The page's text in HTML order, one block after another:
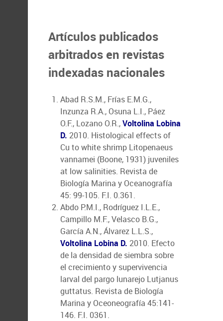
Artículos publicados
arbitrados en revistas
indexadas nacionales
Abad R.S.M., Frías E.M.G.,
Inzunza R.A., Osuna L.I., Páez
O.F., Lozano O.R.,Voltolina Lobina
D. 2010. Histological effects of
Cu to white shrimp Litopenaeus
vannamei (Boone, 1931) juveniles
at low salinities. Revista de
Biología Marina y Oceanografía
45: 99-105. F.I. 0.361.
Abdo P.M.I., Rodríguez I.L.E.,
Campillo M.F., Velasco B.G.,
García A.N., Álvarez L.L.S.,
Voltolina Lobina D. 2010. Efecto
de la densidad de siembra sobre
el crecimiento y supervivencia
larval del pargo lunarejo Lutjanus
guttatus. Revista de Biología
Marina y Oceoneografía 45:141-
146. F.I. 0361.